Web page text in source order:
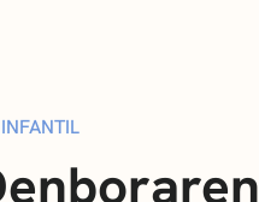
INFANTIL